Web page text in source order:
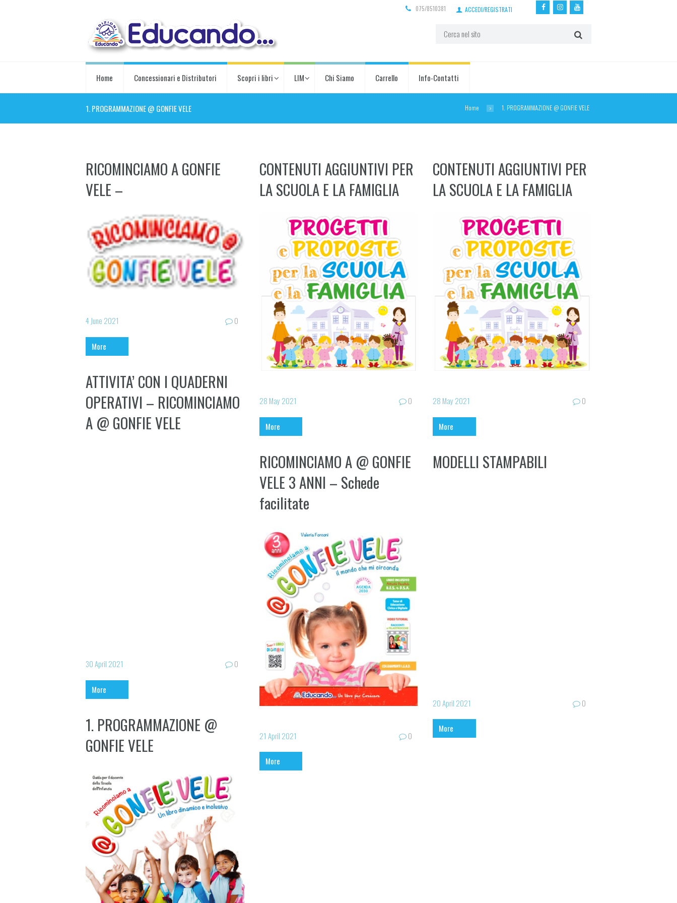
075/8510381 ACCEDI/REGISTRATI
Home Concessionari e Distributori Scopri i libri LIM Chi Siamo Carrello Info-Contatti
1. PROGRAMMAZIONE @ GONFIE VELE Home 1. PROGRAMMAZIONE @ GONFIE VELE
RICOMINCIAMO A GONFIE
VELE –
4 June 2021 0
More
CONTENUTI AGGIUNTIVI PER
LA SCUOLA E LA FAMIGLIA
28 May 2021 0
More
CONTENUTI AGGIUNTIVI PER
LA SCUOLA E LA FAMIGLIA
28 May 2021 0
More
ATTIVITA’ CON I QUADERNI
OPERATIVI – RICOMINCIAMO
A @ GONFIE VELE
30 April 2021 0
More
RICOMINCIAMO A @ GONFIE
VELE 3 ANNI – Schede
facilitate
21 April 2021 0
More
MODELLI STAMPABILI
20 April 2021 0
More
1. PROGRAMMAZIONE @
GONFIE VELE